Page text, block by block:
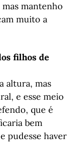
mantenho
muito a
filhos de
altura, mas
e esse meio
que é
bem
pudesse haver